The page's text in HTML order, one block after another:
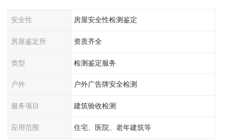
安全性 房屋安全性检测鉴定
房屋鉴定所 资质齐全
类型 检测鉴定服务
户外 户外广告牌安全检测
服务项目 建筑验收检测
应用范围 住宅、医院、老年建筑等